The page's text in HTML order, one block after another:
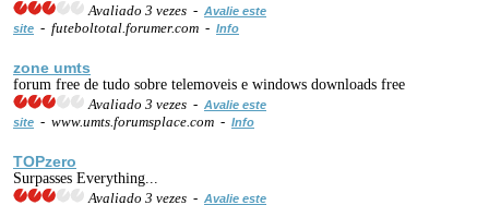
Avaliado 3 vezes - Avalie este
site - futeboltotal.forumer.com - Info
zone umts
forum free de tudo sobre telemoveis e windows downloads free
Avaliado 3 vezes - Avalie este
site - www.umts.forumsplace.com - Info
TOPzero
Surpasses Everything...
Avaliado 3 vezes - Avalie este